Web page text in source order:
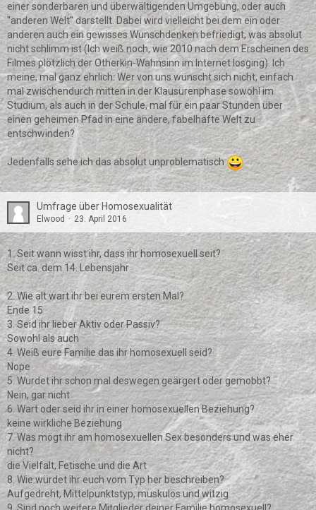
einer sonderbaren und überwältigenden Umgebung, oder auch
''anderen Welt'' darstellt. Dabei wird vielleicht bei dem ein oder
anderen auch ein gewisses Wunschdenken befriedigt, was absolut
nicht schlimm ist (Ich weiß noch, wie 2010 nach dem Erscheinen des
Filmes plötzlich der Otherkin-Wahnsinn im Internet losging). Ich
meine, mal ganz ehrlich: Wer von uns wünscht sich nicht, einfach
mal zwischendurch mitten in der Klausurenphase sowohl im
Studium, als auch in der Schule, mal für ein paar Stunden über
einen geheimen Pfad in eine andere, fabelhafte Welt zu
entschwinden?
Jedenfalls sehe ich das absolut unproblematisch
Umfrage über Homosexualität
Elwood 23. April 2016
1. Seit wann wisst ihr, dass ihr homosexuell seit?
Seit ca. dem 14. Lebensjahr
2. Wie alt wart ihr bei eurem ersten Mal?
Ende 15
3. Seid ihr lieber Aktiv oder Passiv?
Sowohl als auch
4. Weiß eure Familie das ihr homosexuell seid?
Nope
5. Wurdet ihr schon mal deswegen geärgert oder gemobbt?
Nein, gar nicht
6. Wart oder seid ihr in einer homosexuellen Beziehung?
keine wirkliche Beziehung
7. Was mögt ihr am homosexuellen Sex besonders und was eher
nicht?
die Vielfalt, Fetische und die Art
8. Wie würdet ihr euch vom Typ her beschreiben?
Aufgedreht, Mittelpunktstyp, muskulös und witzig